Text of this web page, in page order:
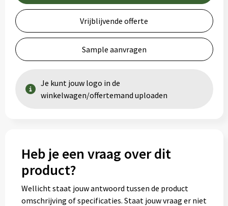
Vrijblijvende offerte
Sample aanvragen
Je kunt jouw logo in de
winkelwagen/offertemand uploaden
Heb je een vraag over dit
product?
Wellicht staat jouw antwoord tussen de product
omschrijving of specificaties. Staat jouw vraag er niet